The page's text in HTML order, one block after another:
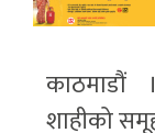
काठमाडौं
शाहीको